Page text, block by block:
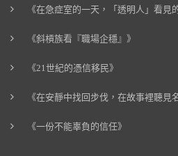
《在急症室的一天，「透明人」看見
《斜槓族看『職場企穩』》
《21世紀的憑信移民》
《在安靜中找回步伐，在故事裡聽見
《一份不能辜負的信任》